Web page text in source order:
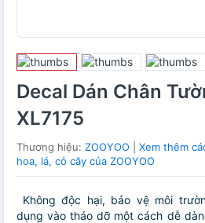
Decal Dán Chân
XL7175
Thương hiệu: ZOOYOO
Xem thêm
hoa, lá, cỏ cây của ZOOYOO
Không độc hại, bảo vệ môi
dụng vào tháo dỡ một cách dễ